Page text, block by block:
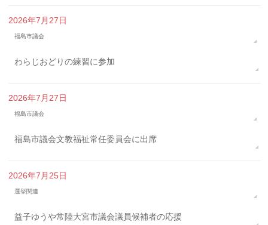
2026年7月27日
福島市議会
わらじおどりの練習に参加
2026年7月27日
福島市議会
福島市議会文教福祉常任委員会に出席
2026年7月25日
選挙関連
益子ゆうや常陸大宮市議会議員候補者の応援